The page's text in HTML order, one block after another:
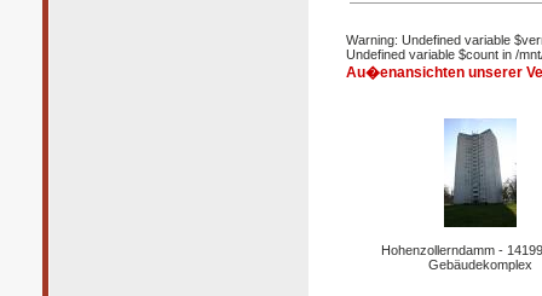
Warning: Undefined variable
Undefined variable $count in /
Au�enansichten unserer
Hohenzollerndamm -
Gebäudekomplex